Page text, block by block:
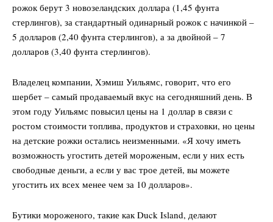
рожок берут 3 новозеландских доллара (1,45 фунта
стерлингов), за стандартный одинарный рожок с начинкой –
5 долларов (2,40 фунта стерлингов), а за двойной – 7
долларов (3,40 фунта стерлингов).
Владелец компании, Хэмиш Уильямс, говорит, что его
шербет – самый продаваемый вкус на сегодняшний день. В
этом году Уильямс повысил цены на 1 доллар в связи с
ростом стоимости топлива, продуктов и страховки, но цены
на детские рожки остались неизменными. «Я хочу иметь
возможность угостить детей мороженым, если у них есть
свободные деньги, а если у вас трое детей, вы можете
угостить их всех менее чем за 10 долларов».
Бутики мороженого, такие как Duck Island, делают